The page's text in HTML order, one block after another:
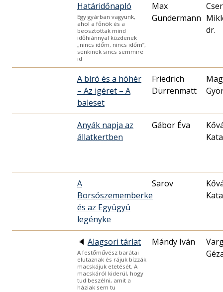
Határidőnapló
Egy gyárban vagyunk,
ahol a főnök és a
beosztottak mind
időhiánnyal küzdenek
„nincs időm, nincs időm”,
senkinek sincs semmire
id
Max
Gundermann
dr.
A bíró és a hóhér
– Az igéret – A
baleset
Friedrich
Dürrenmatt
Anyák napja az
állatkertben
Gábor Éva
A
Borsószememberke
és az Együgyü
legényke
Sarov
🔈 Alagsori tárlat
A festőművész barátai
elutaznak és rájuk bízzák
macskájuk etetését. A
macskáról kiderül, hogy
tud beszélni, amit a
háziak sem tu
Mándy Iván